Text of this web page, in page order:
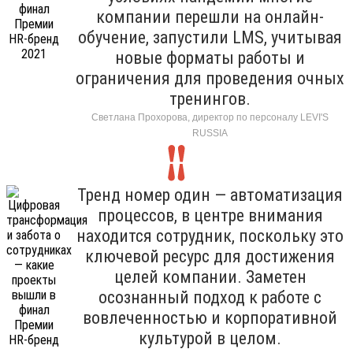
компании перешли на онлайн-
обучение, запустили LMS, учитывая
новые форматы работы и
ограничения для проведения очных
тренингов.
Светлана Прохорова, директор по персоналу LEVI'S
RUSSIA
Тренд номер один — автоматизация
процессов, в центре внимания
находится сотрудник, поскольку это
ключевой ресурс для достижения
целей компании. Заметен
осознанный подход к работе с
вовлеченностью и корпоративной
культурой в целом.